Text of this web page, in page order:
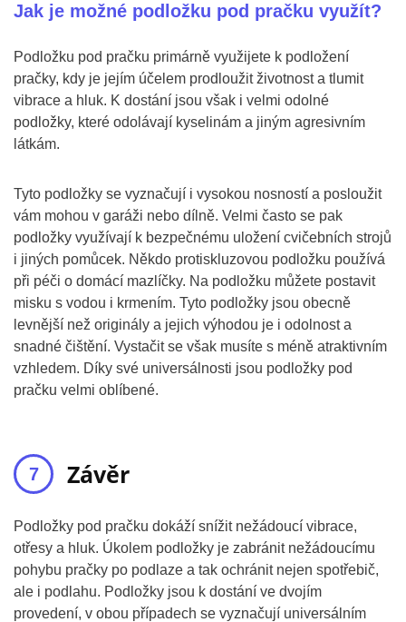
Jak je možné podložku pod pračku využít?
Podložku pod pračku primárně využijete k podložení
pračky, kdy je jejím účelem prodloužit životnost a tlumit
vibrace a hluk. K dostání jsou však i velmi odolné
podložky, které odolávají kyselinám a jiným agresivním
látkám.
Tyto podložky se vyznačují i vysokou nosností a posloužit
vám mohou v garáži nebo dílně. Velmi často se pak
podložky využívají k bezpečnému uložení cvičebních strojů
i jiných pomůcek. Někdo protiskluzovou podložku používá
při péči o domácí mazlíčky. Na podložku můžete postavit
misku s vodou i krmením. Tyto podložky jsou obecně
levnější než originály a jejich výhodou je i odolnost a
snadné čištění. Vystačit se však musíte s méně atraktivním
vzhledem. Díky své universálnosti jsou podložky pod
pračku velmi oblíbené.
Závěr
Podložky pod pračku dokáží snížit nežádoucí vibrace,
otřesy a hluk. Úkolem podložky je zabránit nežádoucímu
pohybu pračky po podlaze a tak ochránit nejen spotřebič,
ale i podlahu. Podložky jsou k dostání ve dvojím
provedení, v obou případech se vyznačují universálním